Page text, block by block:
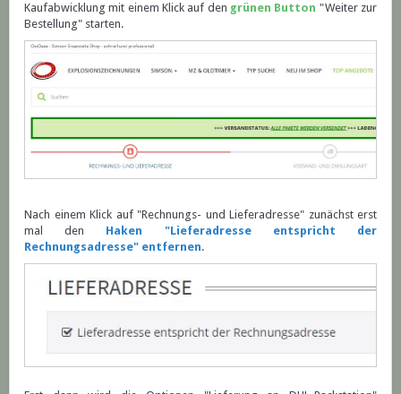
Kaufabwicklung mit einem Klick auf den grünen Button "Weiter zur
Bestellung" starten.
Nach einem Klick auf "Rechnungs- und Lieferadresse" zunächst erst
mal den Haken "Lieferadresse entspricht der
Rechnungsadresse" entfernen.